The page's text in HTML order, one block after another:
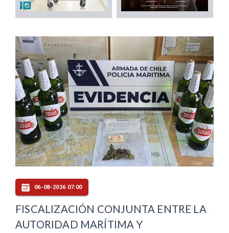
06-08-2026 07:00
FISCALIZACIÓN CONJUNTA ENTRE LA
AUTORIDAD MARÍTIMA Y